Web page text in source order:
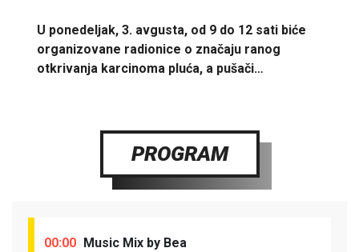
U ponedeljak, 3. avgusta, od 9 do 12 sati biće
organizovane radionice o značaju ranog
otkrivanja karcinoma pluća, a pušači…
PROGRAM
00:00 Music Mix by Bea